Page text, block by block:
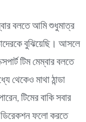
বলতে আমি শুধুমাত্র
তাদেরকে বুঝিয়েছি। আসলে
টিম মেম্বার বলতে
থেকেও মাথা ঠান্ডা
টিমের বাকি সবার
ডিরেকশন ফলো করতে